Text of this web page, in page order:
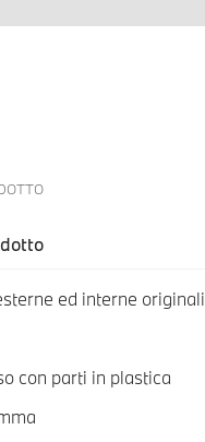
ed interne originali
con parti in plastica